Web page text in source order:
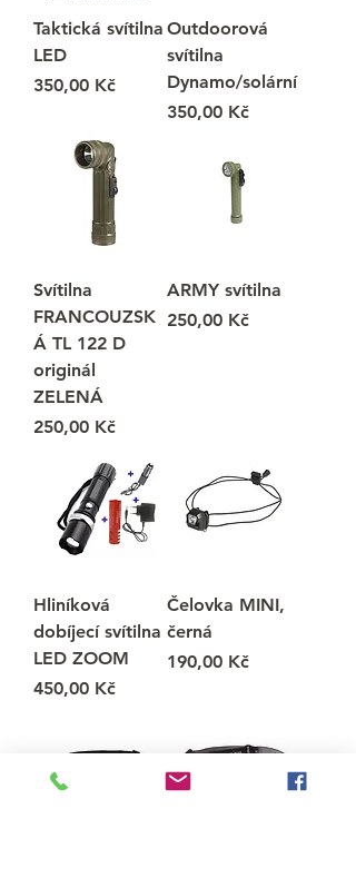
Taktická svítilna
LED
Cena
350,00 Kč
Outdoorová
svítilna
Dynamo/solární
Cena
350,00 Kč
Svítilna
FRANCOUZSK
Á TL 122 D
originál
ZELENÁ
Cena
250,00 Kč
ARMY svítilna
Cena
250,00 Kč
Hliníková
dobíjecí svítilna
LED ZOOM
Cena
450,00 Kč
Čelovka MINI,
černá
Cena
190,00 Kč